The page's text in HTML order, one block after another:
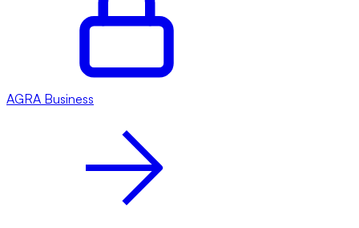
AGRA Business